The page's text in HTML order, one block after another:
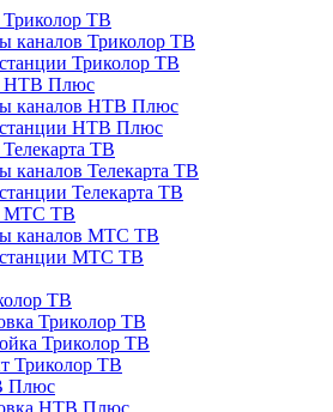
Триколор ТВ
каналов Триколор ТВ
Триколор ТВ
НТВ Плюс
каналов НТВ Плюс
НТВ Плюс
ТВ
каналов Телекарта ТВ
Телекарта ТВ
МТС ТВ
каналов МТС ТВ
МТС ТВ
ТВ
Триколор ТВ
Триколор ТВ
Триколор ТВ
Плюс
НТВ Плюс